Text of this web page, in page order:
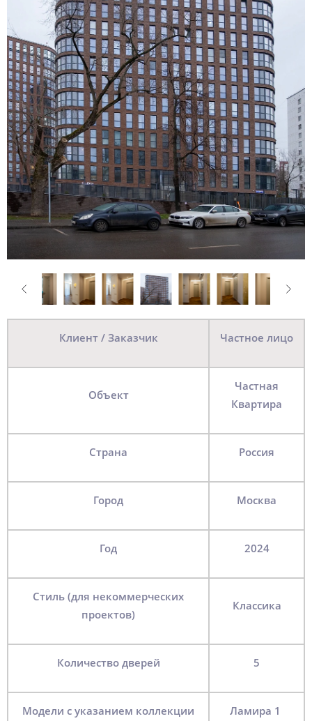
Клиент / Заказчик Частное лицо
Объект
Частная
Квартира
Страна Россия
Город Москва
Год 2024
Стиль (для некоммерческих
проектов)
Классика
Количество дверей 5
Модели с указанием коллекции Ламира 1